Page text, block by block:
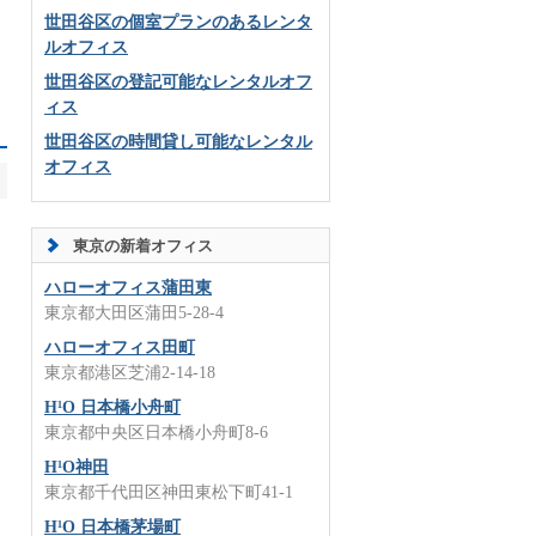
世田谷区の個室プランのあるレンタ
ルオフィス
世田谷区の登記可能なレンタルオフ
ィス
世田谷区の時間貸し可能なレンタル
オフィス
東京の新着オフィス
ハローオフィス蒲田東
東京都大田区蒲田5-28-4
ハローオフィス田町
東京都港区芝浦2-14-18
H¹O 日本橋小舟町
東京都中央区日本橋小舟町8-6
H¹O神田
東京都千代田区神田東松下町41-1
H¹O 日本橋茅場町